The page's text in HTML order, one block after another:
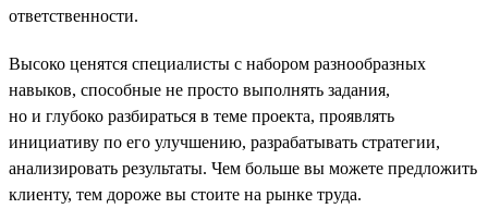
ответственности.
Высоко ценятся специалисты с набором разнообразных
навыков, способные не просто выполнять задания,
но и глубоко разбираться в теме проекта, проявлять
инициативу по его улучшению, разрабатывать стратегии,
анализировать результаты. Чем больше вы можете предложить
клиенту, тем дороже вы стоите на рынке труда.